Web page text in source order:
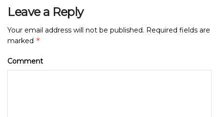
Leave a Reply
Your email address will not be published. Required fields are
marked *
Comment